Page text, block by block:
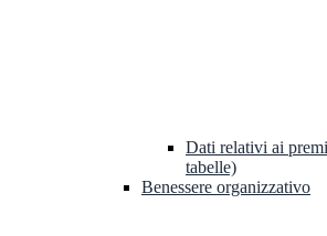
Dati relativi ai
tabelle)
Benessere organizzativo